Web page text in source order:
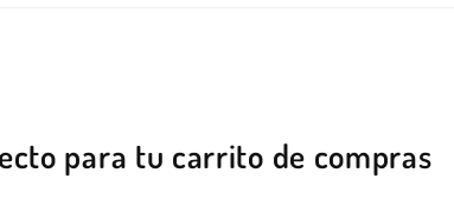
para tu carrito de compras